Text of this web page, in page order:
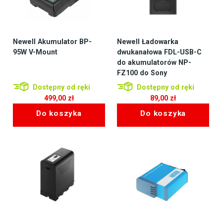
Newell Akumulator BP-
95W V-Mount
Dostępny od ręki
499,00 zł
Do koszyka
Newell Ładowarka
dwukanałowa FDL-USB-C
do akumulatorów NP-
FZ100 do Sony
Dostępny od ręki
89,00 zł
Do koszyka